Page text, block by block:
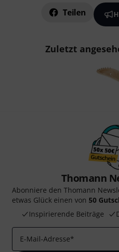
Teilen
Zuletzt
Thomann
Abonniere den Thomann
etwas Glück einen von 50
Inspirierende Beiträge
E-Mail-Adresse*